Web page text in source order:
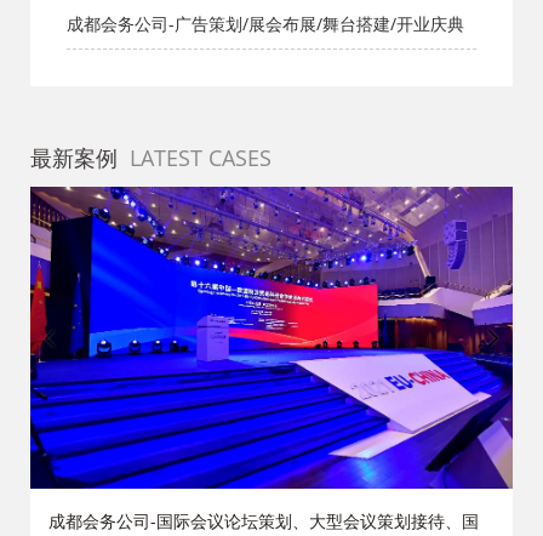
档网
成都会务公司-广告策划/展会布展/舞台搭建/开业庆典
最新案例 LATEST CASES
成都会务公司-国际会议论坛策划、大型会议策划接待、国